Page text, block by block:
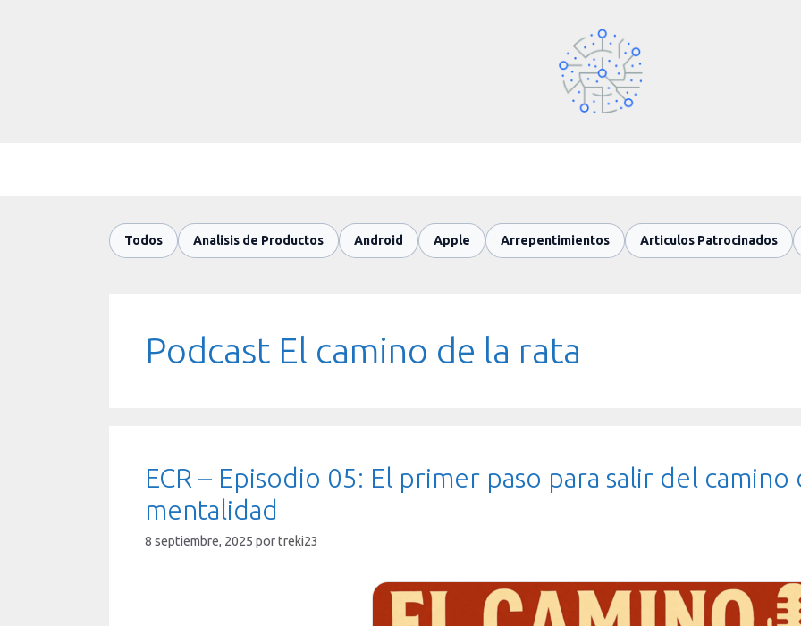
Todos Analisis de Productos Android Apple Arrepentimientos Articulos Patrocinados
Podcast El camino de la rata
ECR – Episodio 05: El primer paso para salir del camino
mentalidad
8 septiembre, 2025 portreki23